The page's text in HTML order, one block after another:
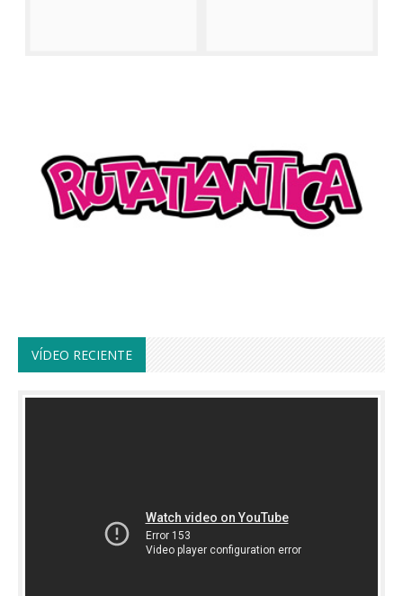
VÍDEO RECIENTE